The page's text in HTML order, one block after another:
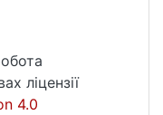
ліцензії
4.0